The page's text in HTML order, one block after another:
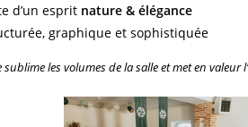
d’un esprit nature & élégance
graphique et sophistiquée
les volumes de la salle et met en valeur